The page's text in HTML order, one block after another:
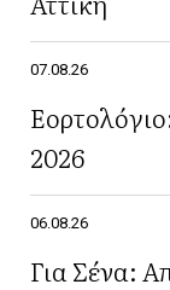
07.08.26
2026
06.08.26
Για Σένα: